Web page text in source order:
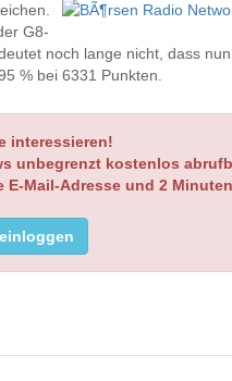
G8-
noch lange nicht, dass nun
% bei 6331 Punkten.
interessieren!
unbegrenzt kostenlos
Mail-Adresse und 2